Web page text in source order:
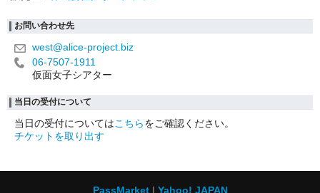
お問い合わせ先
west@alice-project.biz
06-7507-1911
仮面女子シアター
当日の受付について
当日の受付についてはこちらをご確認ください。
チケットを取り出す
PassMarket Yahoo! JAPAN